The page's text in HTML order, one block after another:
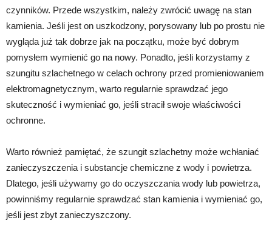
czynników. Przede wszystkim, należy zwrócić uwagę na stan
kamienia. Jeśli jest on uszkodzony, porysowany lub po prostu nie
wygląda już tak dobrze jak na początku, może być dobrym
pomysłem wymienić go na nowy. Ponadto, jeśli korzystamy z
szungitu szlachetnego w celach ochrony przed promieniowaniem
elektromagnetycznym, warto regularnie sprawdzać jego
skuteczność i wymieniać go, jeśli stracił swoje właściwości
ochronne.
Warto również pamiętać, że szungit szlachetny może wchłaniać
zanieczyszczenia i substancje chemiczne z wody i powietrza.
Dlatego, jeśli używamy go do oczyszczania wody lub powietrza,
powinniśmy regularnie sprawdzać stan kamienia i wymieniać go,
jeśli jest zbyt zanieczyszczony.